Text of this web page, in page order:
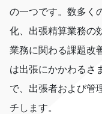
の一つです。数多く
化、出張精算業務の
業務に関わる課題改
は出張にかかわるさ
で、出張者および管
チします。